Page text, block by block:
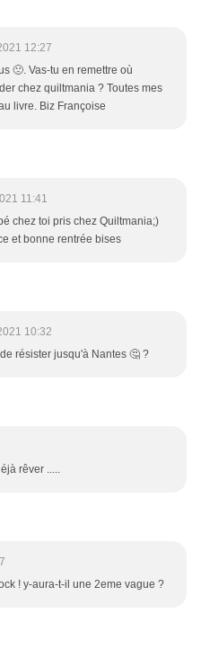
12:27
🙁. Vas-tu en remettre où
chez quiltmania ? Toutes mes
livre. Biz Françoise
11:41
chez toi pris chez Quiltmania;)
et bonne rentrée bises
10:32
résister jusqu'à Nantes 🤔 ?
rêver .....
! y-aura-t-il une 2eme vague ?